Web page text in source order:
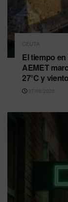
CEUTA
El tiempo
AEMET
27°C y
07/08/2026